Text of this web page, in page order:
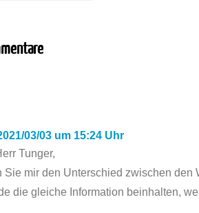
03/03 um 15:24 Uhr
Tunger,
Sie mir den Unterschied zwischen
die gleiche Information beinhalten,